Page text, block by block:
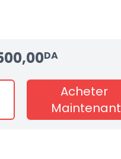
DA
Acheter
Maintenant